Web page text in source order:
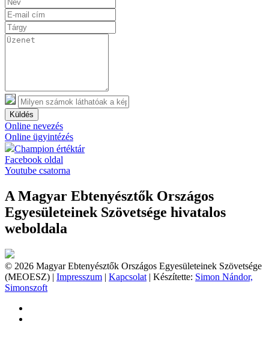
Küldés
Online nevezés
Online ügyintézés
Champion értéktár
Facebook oldal
Youtube csatorna
A Magyar Ebtenyésztők Országos
Egyesületeinek Szövetsége hivatalos
weboldala
© 2026 Magyar Ebtenyésztők Országos Egyesületeinek Szövetsége
(MEOESZ) | Impresszum | Kapcsolat | Készítette: Simon Nándor,
Simonszoft